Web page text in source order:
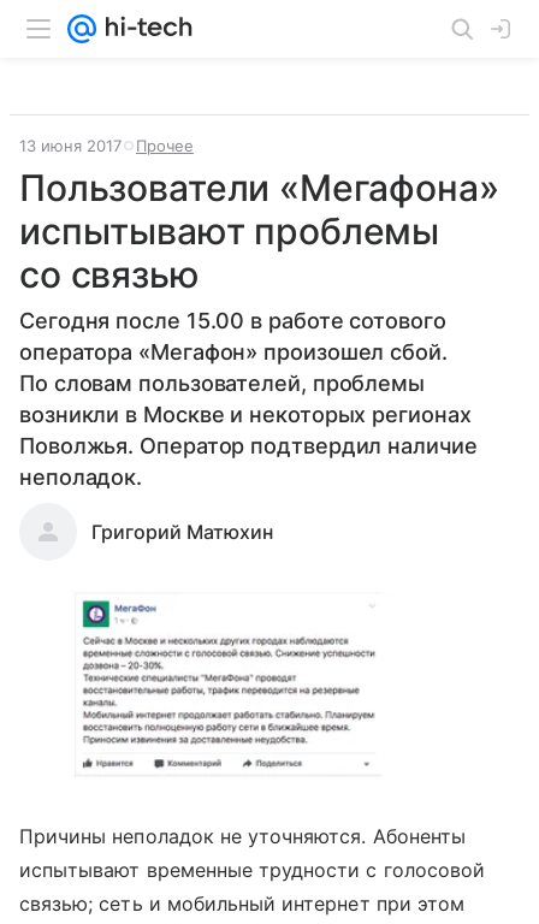
13 июня 2017 Прочее
Пользователи «Мегафона»
испытывают проблемы
со связью
Сегодня после 15.00 в работе сотового
оператора «Мегафон» произошел сбой.
По словам пользователей, проблемы
возникли в Москве и некоторых регионах
Поволжья. Оператор подтвердил наличие
неполадок.
Григорий Матюхин
Причины неполадок не уточняются. Абоненты
испытывают временные трудности с голосовой
связью; сеть и мобильный интернет при этом